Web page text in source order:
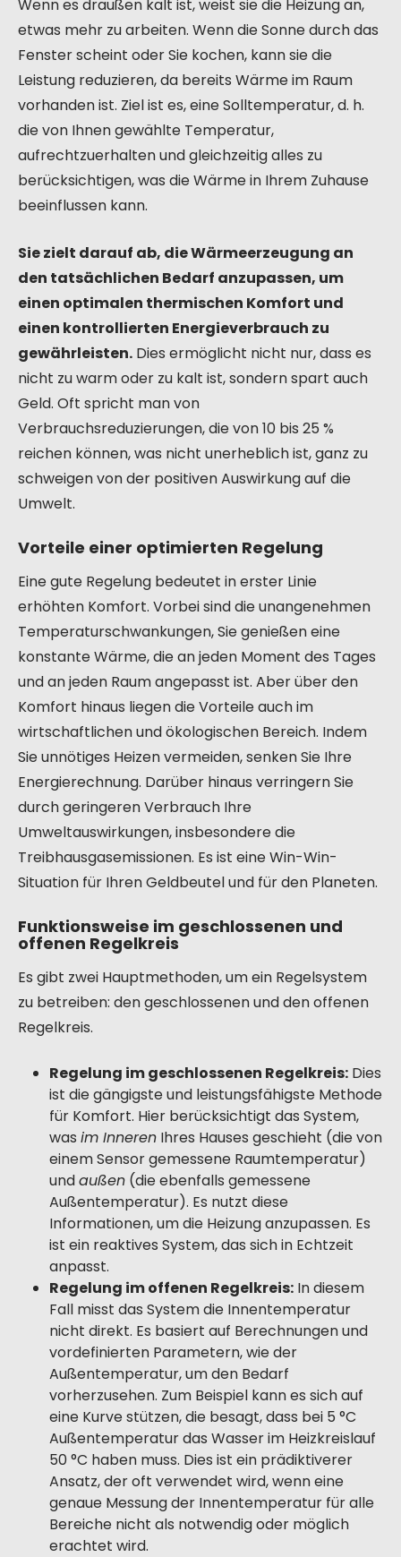
Wenn es draußen kalt ist, weist sie die Heizung an,
etwas mehr zu arbeiten. Wenn die Sonne durch das
Fenster scheint oder Sie kochen, kann sie die
Leistung reduzieren, da bereits Wärme im Raum
vorhanden ist. Ziel ist es, eine Solltemperatur, d. h.
die von Ihnen gewählte Temperatur,
aufrechtzuerhalten und gleichzeitig alles zu
berücksichtigen, was die Wärme in Ihrem Zuhause
beeinflussen kann.
Sie zielt darauf ab, die Wärmeerzeugung an
den tatsächlichen Bedarf anzupassen, um
einen optimalen thermischen Komfort und
einen kontrollierten Energieverbrauch zu
gewährleisten. Dies ermöglicht nicht nur, dass es
nicht zu warm oder zu kalt ist, sondern spart auch
Geld. Oft spricht man von
Verbrauchsreduzierungen, die von 10 bis 25 %
reichen können, was nicht unerheblich ist, ganz zu
schweigen von der positiven Auswirkung auf die
Umwelt.
Vorteile einer optimierten Regelung
Eine gute Regelung bedeutet in erster Linie
erhöhten Komfort. Vorbei sind die unangenehmen
Temperaturschwankungen, Sie genießen eine
konstante Wärme, die an jeden Moment des Tages
und an jeden Raum angepasst ist. Aber über den
Komfort hinaus liegen die Vorteile auch im
wirtschaftlichen und ökologischen Bereich. Indem
Sie unnötiges Heizen vermeiden, senken Sie Ihre
Energierechnung. Darüber hinaus verringern Sie
durch geringeren Verbrauch Ihre
Umweltauswirkungen, insbesondere die
Treibhausgasemissionen. Es ist eine Win-Win-
Situation für Ihren Geldbeutel und für den Planeten.
Funktionsweise im geschlossenen und
offenen Regelkreis
Es gibt zwei Hauptmethoden, um ein Regelsystem
zu betreiben: den geschlossenen und den offenen
Regelkreis.
Regelung im geschlossenen Regelkreis: Dies
ist die gängigste und leistungsfähigste Methode
für Komfort. Hier berücksichtigt das System,
was im Inneren Ihres Hauses geschieht (die von
einem Sensor gemessene Raumtemperatur)
undaußen (die ebenfalls gemessene
Außentemperatur). Es nutzt diese
Informationen, um die Heizung anzupassen. Es
ist ein reaktives System, das sich in Echtzeit
anpasst.
Regelung im offenen Regelkreis: In diesem
Fall misst das System die Innentemperatur
nicht direkt. Es basiert auf Berechnungen und
vordefinierten Parametern, wie der
Außentemperatur, um den Bedarf
vorherzusehen. Zum Beispiel kann es sich auf
eine Kurve stützen, die besagt, dass bei 5 °C
Außentemperatur das Wasser im Heizkreislauf
50 °C haben muss. Dies ist ein prädiktiverer
Ansatz, der oft verwendet wird, wenn eine
genaue Messung der Innentemperatur für alle
Bereiche nicht als notwendig oder möglich
erachtet wird.